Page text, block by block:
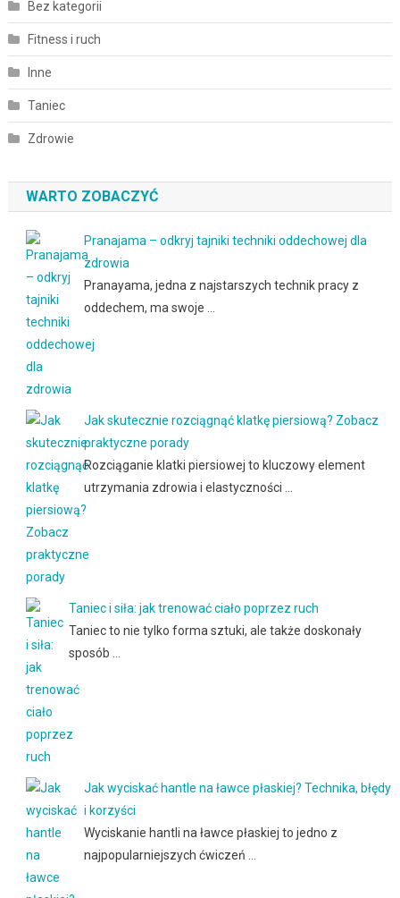
Bez kategorii
Fitness i ruch
Inne
Taniec
Zdrowie
WARTO ZOBACZYĆ
Pranajama – odkryj tajniki techniki oddechowej dla
zdrowia
Pranayama, jedna z najstarszych technik pracy z
oddechem, ma swoje …
Jak skutecznie rozciągnąć klatkę piersiową? Zobacz
praktyczne porady
Rozciąganie klatki piersiowej to kluczowy element
utrzymania zdrowia i elastyczności …
Taniec i siła: jak trenować ciało poprzez ruch
Taniec to nie tylko forma sztuki, ale także doskonały
sposób …
Jak wyciskać hantle na ławce płaskiej? Technika, błędy
i korzyści
Wyciskanie hantli na ławce płaskiej to jedno z
najpopularniejszych ćwiczeń …